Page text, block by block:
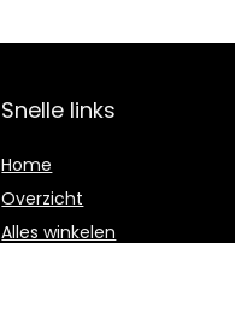
Snelle links
Home
Overzicht
Alles winkelen